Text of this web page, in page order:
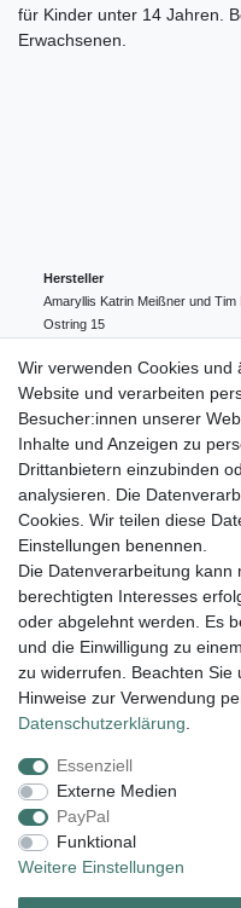
für Kinder unter 14 Jahren.
Erwachsenen.
Hersteller
Amaryllis Katrin Meißner und Tim
Ostring 15
004943548099856
amaryllis-eckernfoerde@t-
EU-Verantwortlicher
Amaryllis Katrin Meißner und Tim
Ostring
15
004943548099856
amaryllis-eckernfoerde@t-
Lieferung und
Impressum
Widerrufs­recht
Zahlungsarten:
Wir verwenden Cookies und
Website und verarbeiten
Besucher:innen unserer
Inhalte und Anzeigen zu
Drittanbietern einzubinden
analysieren. Die
Cookies. Wir teilen diese
Einstellungen benennen.
Die Datenverarbeitung kann
berechtigten Interesses
oder abgelehnt werden. Es
und die Einwilligung zu
zu widerrufen. Beachten Sie
Hinweise zur Verwendung
Daten­schutz­erklärung
Essenziell
Externe Medien
PayPal
Funktional
Weitere Einstellungen